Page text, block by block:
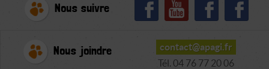
Nous suivre
Nous joindre
contact@apagi.fr
Tél. 04 76 77 20 06